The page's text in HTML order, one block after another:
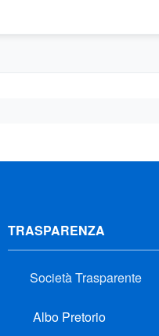
TRASPARENZA
Società Trasparente
Albo Pretorio